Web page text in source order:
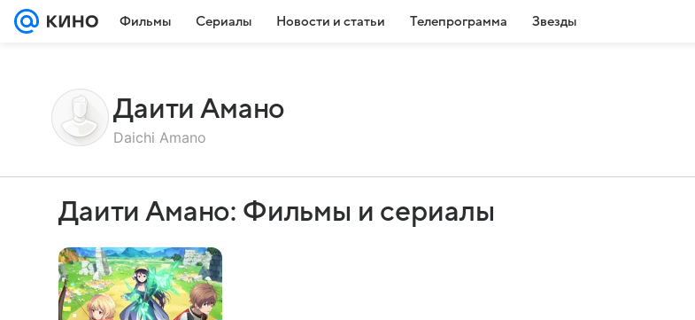
Фильмы Сериалы Новости и статьи Телепрограмма Звезды
Даити Амано
Daichi Amano
Даити Амано: Фильмы и сериалы